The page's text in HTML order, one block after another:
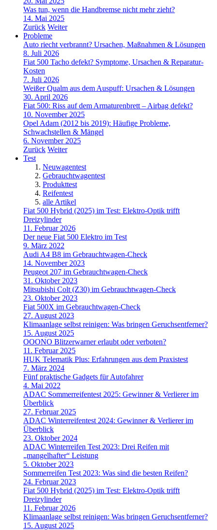
Was tun, wenn die Handbremse nicht mehr zieht?
14. Mai 2025
Zurück Weiter
Probleme
Auto riecht verbrannt? Ursachen, Maßnahmen & Lösungen
8. Juli 2026
Fiat 500 Tacho defekt? Symptome, Ursachen & Reparatur-
Kosten
7. Juli 2026
Weißer Qualm aus dem Auspuff: Ursachen & Lösungen
30. April 2026
Fiat 500: Riss auf dem Armaturenbrett – Airbag defekt?
10. November 2025
Opel Adam (2012 bis 2019): Häufige Probleme,
Schwachstellen & Mängel
6. November 2025
Zurück Weiter
Test
Neuwagentest
Gebrauchtwagentest
Produkttest
Reifentest
alle Artikel
Fiat 500 Hybrid (2025) im Test: Elektro-Optik trifft
Dreizylinder
11. Februar 2026
Der neue Fiat 500 Elektro im Test
9. März 2022
Audi A4 B8 im Gebrauchtwagen-Check
14. November 2023
Peugeot 207 im Gebrauchtwagen-Check
31. Oktober 2023
Mitsubishi Colt (Z30) im Gebrauchtwagen-Check
23. Oktober 2023
Fiat 500X im Gebrauchtwagen-Check
27. August 2023
Klimaanlage selbst reinigen: Was bringen Geruchsentferner?
15. August 2025
OOONO Blitzerwarner erlaubt oder verboten?
11. Februar 2025
HUK Telematik Plus: Erfahrungen aus dem Praxistest
7. März 2024
Fünf praktische Gadgets für Autofahrer
4. Mai 2022
ADAC Sommerreifentest 2025: Gewinner & Verlierer im
Überblick
27. Februar 2025
ADAC Winterreifentest 2024: Gewinner & Verlierer im
Überblick
23. Oktober 2024
ADAC Winterreifen Test 2023: Drei Reifen mit
„mangelhafter“ Leistung
5. Oktober 2023
Sommerreifen Test 2023: Was sind die besten Reifen?
24. Februar 2023
Fiat 500 Hybrid (2025) im Test: Elektro-Optik trifft
Dreizylinder
11. Februar 2026
Klimaanlage selbst reinigen: Was bringen Geruchsentferner?
15. August 2025